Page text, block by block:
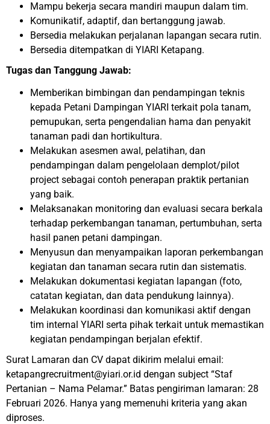
Mampu bekerja secara mandiri maupun dalam tim.
Komunikatif, adaptif, dan bertanggung jawab.
Bersedia melakukan perjalanan lapangan secara rutin.
Bersedia ditempatkan di YIARI Ketapang.
Tugas dan Tanggung Jawab:
Memberikan bimbingan dan pendampingan teknis
kepada Petani Dampingan YIARI terkait pola tanam,
pemupukan, serta pengendalian hama dan penyakit
tanaman padi dan hortikultura.
Melakukan asesmen awal, pelatihan, dan
pendampingan dalam pengelolaan demplot/pilot
project sebagai contoh penerapan praktik pertanian
yang baik.
Melaksanakan monitoring dan evaluasi secara berkala
terhadap perkembangan tanaman, pertumbuhan, serta
hasil panen petani dampingan.
Menyusun dan menyampaikan laporan perkembangan
kegiatan dan tanaman secara rutin dan sistematis.
Melakukan dokumentasi kegiatan lapangan (foto,
catatan kegiatan, dan data pendukung lainnya).
Melakukan koordinasi dan komunikasi aktif dengan
tim internal YIARI serta pihak terkait untuk memastikan
kegiatan pendampingan berjalan efektif.
Surat Lamaran dan CV dapat dikirim melalui email:
ketapangrecruitment@yiari.or.id dengan subject “Staf
Pertanian – Nama Pelamar.” Batas pengiriman lamaran: 28
Februari 2026. Hanya yang memenuhi kriteria yang akan
diproses.